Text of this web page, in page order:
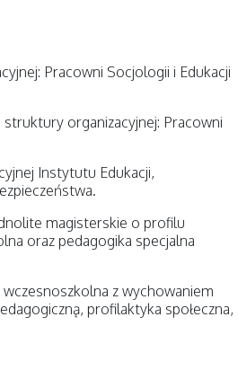
Pracowni Socjologii i Edukacji
organizacyjnej: Pracowni
Instytutu Edukacji,
magisterskie o profilu
oraz pedagogika specjalna
z wychowaniem
profilaktyka społeczna,